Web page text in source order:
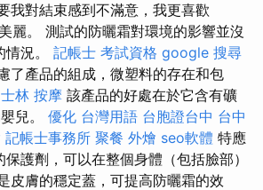
我對結束感到不滿意，我更喜歡
麗。 測試的防曬霜對環境的影響並沒
況。 記帳士 考試資格 google 搜尋
了產品的組成，微塑料的存在和包
士林 按摩 該產品的好處在於它含有礦
兒。 優化 台灣用語 台胞證台中 台中
記帳士事務所 聚餐 外燴 seo軟體 特應
護劑，可以在整個身體（包括臉部）
皮膚的穩定蓋，可提高防曬霜的效